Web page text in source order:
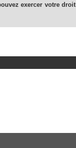
exercer votre